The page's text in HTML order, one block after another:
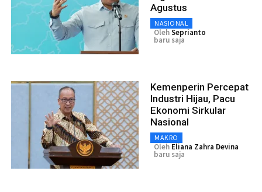
Agustus
NASIONAL
OlehSeprianto
baru saja
Kemenperin Percepat
Industri Hijau, Pacu
Ekonomi Sirkular
Nasional
MAKRO
Oleh Eliana Zahra Devina
baru saja